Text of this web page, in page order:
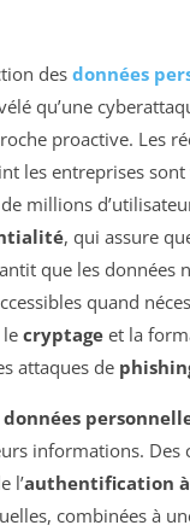
des données
qu’une
proactive. Les
les entreprises sont
de millions
, qui assure
que les données
quand
lecryptage et la
attaques de
données
informations. Des
l’authentification
combinées à